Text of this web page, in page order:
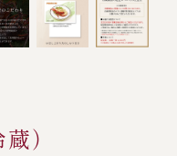
サイトマップ
）